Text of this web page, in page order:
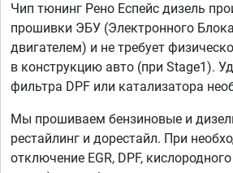
Чип тюнинг Рено Еспейс дизель
прошивки ЭБУ (Электронного
двигателем) и не требует
в конструкцию авто (при Stage1).
фильтра DPF или катализатора
Мы прошиваем бензиновые и
рестайлинг и дорестайл. При
отключение EGR, DPF,